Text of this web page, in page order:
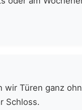
wir Türen ganz
Schloss.